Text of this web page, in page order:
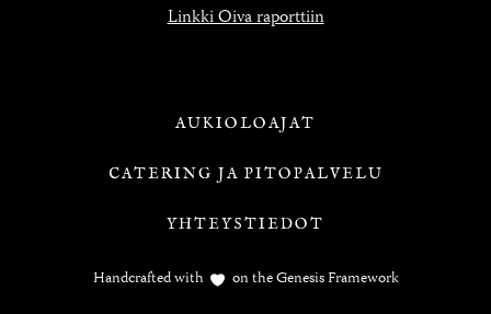
Linkki Oiva raporttiin
AUKIOLOAJAT
CATERING JA PITOPALVELU
YHTEYSTIEDOT
Handcrafted with on theGenesis Framework